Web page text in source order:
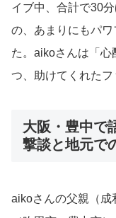
イブ中、合計で30
の、あまりにもパ
た。aikoさんは「心
つ、助けてくれたフ
大阪・豊中で
撃談と地元で
aikoさんの父親（成